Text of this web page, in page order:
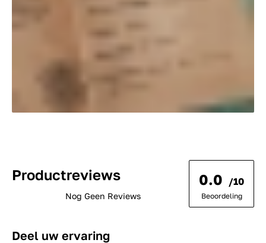
Productreviews
Nog Geen Reviews
0.0 /10
Beoordeling
Deel uw ervaring